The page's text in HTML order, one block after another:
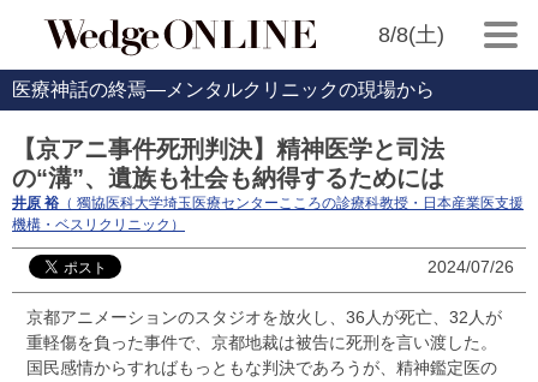
8/8(土)
医療神話の終焉―メンタルクリニックの現場から
【京アニ事件死刑判決】精神医学と司法
の“溝”、遺族も社会も納得するためには
井原 裕 （ 獨協医科大学埼玉医療センターこころの診療科教授・日本産業医支援
機構・ベスリクリニック）
2024/07/26
京都アニメーションのスタジオを放火し、36人が死亡、32人が
重軽傷を負った事件で、京都地裁は被告に死刑を言い渡した。
国民感情からすればもっともな判決であろうが、精神鑑定医の